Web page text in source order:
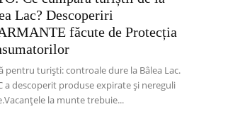
Lac? Descoperiri
făcute de Protecția
pentru turiști: controale dure la Bâlea Lac.
a descoperit produse expirate și nereguli
la munte trebuie...